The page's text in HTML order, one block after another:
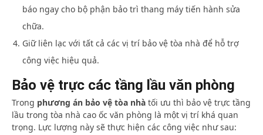
báo ngay cho bộ phận bảo trì thang máy tiến hành sửa
chữa.
Giữ liên lạc với tất cả các vị trí bảo vệ tòa nhà để hỗ trợ
công việc hiệu quả.
Bảo vệ trực các tầng lầu văn phòng
Trong phương án bảo vệ tòa nhà tối ưu thì bảo vệ trực tầng
lầu trong tòa nhà cao ốc văn phòng là một vị trí khá quan
trọng. Lực lượng này sẽ thực hiện các công việc như sau: